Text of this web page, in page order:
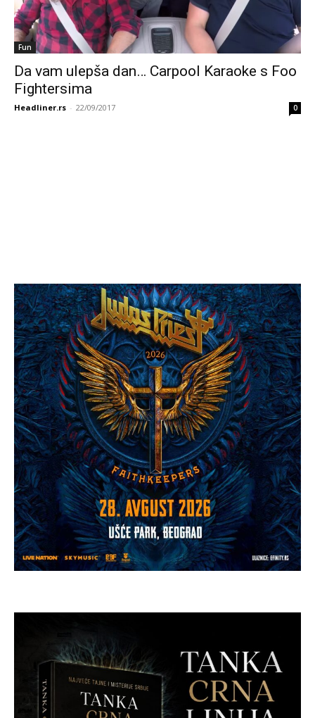
Fun
Da vam ulepša dan… Carpool Karaoke s Foo
Fightersima
Headliner.rs - 22/09/2017 0